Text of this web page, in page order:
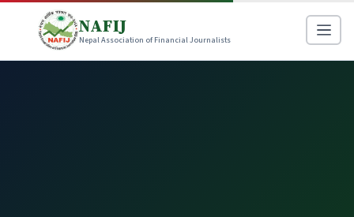
NAFIJ
Nepal Association of Financial Journalists